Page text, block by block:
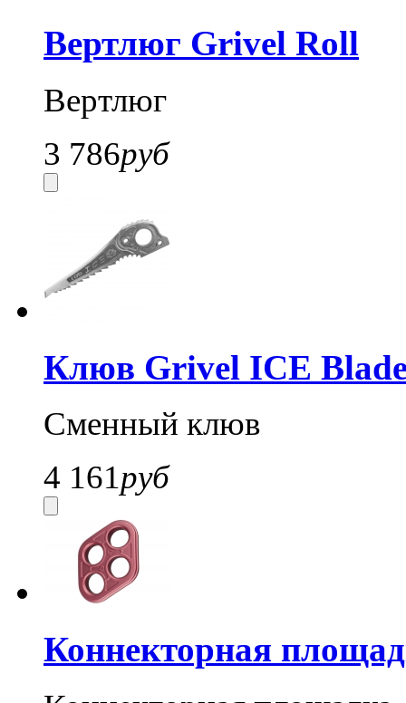
Вертлюг Grivel Roll
Вертлюг
3 786руб
Клюв Grivel ICE
Сменный клюв
4 161руб
Коннекторная